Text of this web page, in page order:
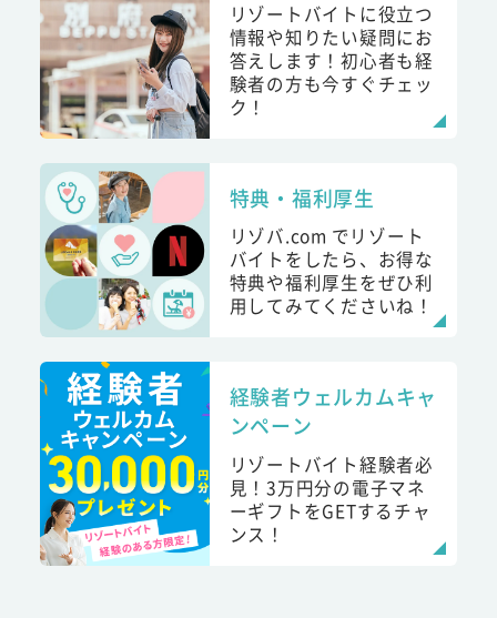
リゾートバイトに役立つ
情報や知りたい疑問にお
答えします！初心者も経
験者の方も今すぐチェッ
ク！
特典・福利厚生
リゾバ.com でリゾート
バイトをしたら、お得な
特典や福利厚生をぜひ利
用してみてくださいね！
経験者ウェルカムキャ
ンペーン
リゾートバイト経験者必
見！3万円分の電子マネ
ーギフトをGETするチャ
ンス！